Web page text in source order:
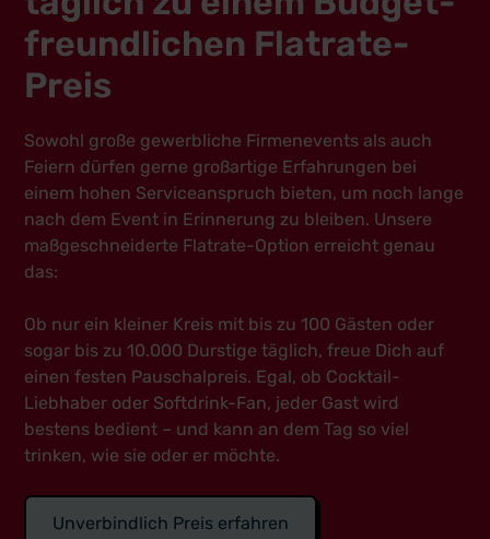
freundlichen Flatrate-
Preis
Sowohl große gewerbliche Firmenevents als auch
Feiern dürfen gerne großartige Erfahrungen bei
einem hohen Serviceanspruch bieten, um noch lange
nach dem Event in Erinnerung zu bleiben. Unsere
maßgeschneiderte Flatrate-Option erreicht genau
das:
Ob nur ein kleiner Kreis mit bis zu 100 Gästen oder
sogar bis zu 10.000 Durstige täglich, freue Dich auf
einen festen Pauschalpreis. Egal, ob Cocktail-
Liebhaber oder Softdrink-Fan, jeder Gast wird
bestens bedient – und kann an dem Tag so viel
trinken, wie sie oder er möchte.
Unverbindlich Preis erfahren